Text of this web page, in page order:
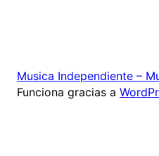
Musica Independiente –
Funciona gracias a